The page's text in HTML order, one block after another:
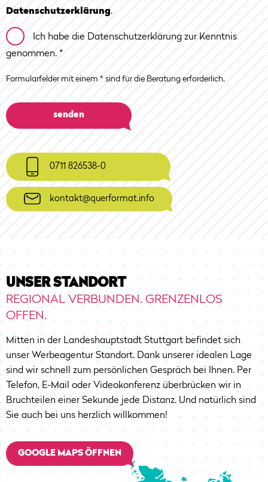
Datenschutzerklärung.
Ich habe die Datenschutzerklärung zur Kenntnis
genommen. *
0711 826538-0
kontakt@querformat.info
UNSER STANDORT
REGIONAL VERBUNDEN. GRENZENLOS
OFFEN.
Mitten in der Landeshauptstadt Stuttgart befindet sich
unser Werbeagentur Standort. Dank unserer idealen Lage
sind wir schnell zum persönlichen Gespräch bei Ihnen. Per
Telefon, E-Mail oder Videokonferenz überbrücken wir in
Bruchteilen einer Sekunde jede Distanz. Und natürlich sind
Sie auch bei uns herzlich willkommen!
GOOGLE MAPS ÖFFNEN